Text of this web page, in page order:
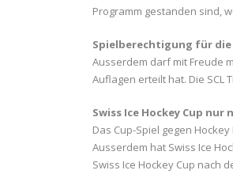
Programm gestanden sind,
Spielberechtigung für die
Ausserdem darf mit Freude
Auflagen erteilt hat. Die SCL
Swiss Ice Hockey Cup nur
Das Cup-Spiel gegen
Ausserdem hat Swiss Ice
Swiss Ice Hockey Cup nach